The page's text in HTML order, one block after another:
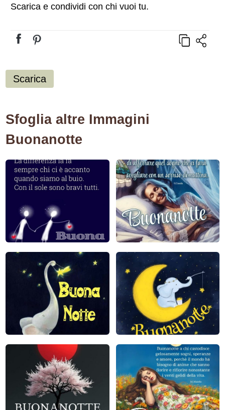
Scarica e condividi con chi vuoi tu.
Scarica
Sfoglia altre Immagini
Buonanotte